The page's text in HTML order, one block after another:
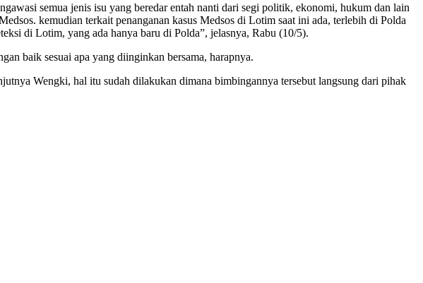
semua jenis isu yang beredar entah nanti dari segi politik, ekonomi, hukum dan lain
kemudian terkait penanganan kasus Medsos di Lotim saat ini ada, terlebih di Polda
di Lotim, yang ada hanya baru di Polda”, jelasnya, Rabu (10/5).
baik sesuai apa yang diinginkan bersama, harapnya.
Wengki, hal itu sudah dilakukan dimana bimbingannya tersebut langsung dari pihak